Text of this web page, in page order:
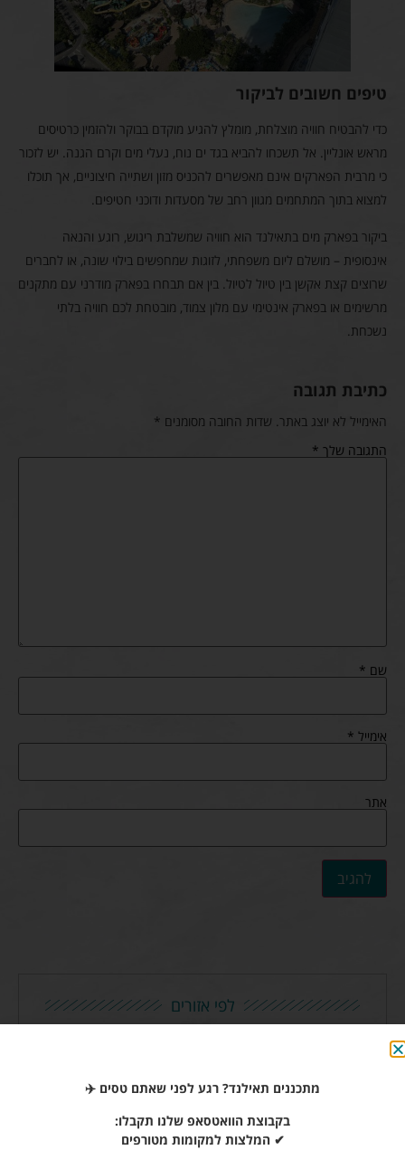
טיפים חשובים לביקור
כדי להבטיח חוויה מוצלחת, מומלץ להגיע מוקדם בבוקר ולהזמין כרטיסים
מראש אונליין. אל תשכחו להביא בגד ים נוח, נעלי מים וקרם הגנה. יש לזכור
כי מרבית הפארקים אינם מאפשרים להכניס מזון ושתייה חיצוניים, אך תוכלו
למצוא בתוך המתחמים מגוון רחב של מסעדות ודוכני חטיפים.
ביקור בפארק מים בתאילנד הוא חוויה שמשלבת ריגוש, רוגע והנאה
אינסופית – מושלם ליום משפחתי, לזוגות שמחפשים בילוי שונה, או לחברים
שרוצים קצת אקשן בין טיול לטיול. בין אם תבחרו בפארק מודרני עם מתקנים
מרשימים או בפארק אינטימי עם מלון צמוד, מובטחת לכם חוויה בלתי
נשכחת.
כתיבת תגובה
האימייל לא יוצג באתר. שדות החובה מסומנים *
התגובה שלך *
שם *
אימייל *
אתר
לפי אזורים
קופיפי קראבי
מתכננים תאילנד? רגע לפני שאתם טסים ✈️
בקבוצת הוואטסאפ שלנו תקבלו:
✔ המלצות למקומות מטורפים